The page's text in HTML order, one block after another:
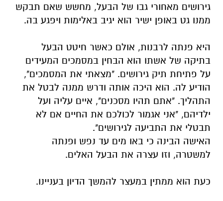
גירושים מאחורי גבו של הבעל, מחשש שאם תבקש
ממנו גט באופן ישיר הוא יגיב באלימות ויפגע בה.
היא פנתה לרבנות, אולם כאשר חיטט הבעל
בתיקה של אשתו הוא הבחין במסמכים המעידים
על פתיחת תיק גירושים. "מצאתי את המסמכים",
הודיע לה. הוא היכה אותה ודרש ממנה לבטל את
התהליך. "אתם תהיו מסכנים", איים עליה ועל
ילדיהם, "אני אגמור לכולכם את החיים אם לא
תבטלי את התביעה לגירושים".
האישה הבינה כי באו מים עד נפש ופנתה
למשטרה, וזו עצרה את הבעל האלים.
כעת הוא ממתין במעצר להמשך הדיון בעניינו.